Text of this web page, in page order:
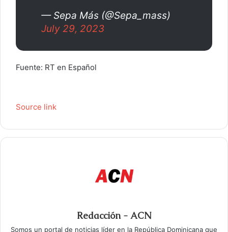
— Sepa Más (@Sepa_mass)
July 29, 2023
Fuente: RT en Español
Source link
Redacción - ACN
Somos un portal de noticias líder en la República Dominicana que